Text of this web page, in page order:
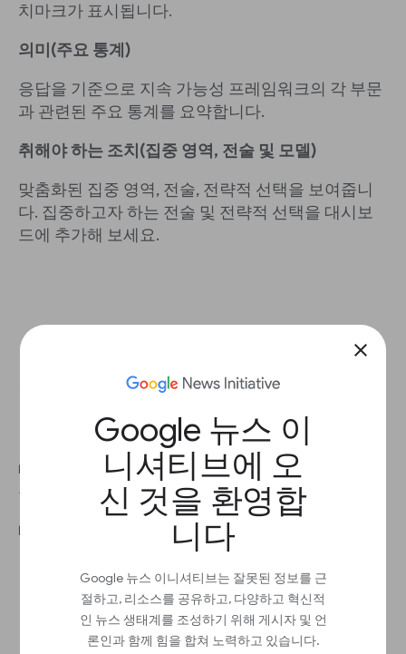
close
Google 뉴스 이
니셔티브에 오
신 것을 환영합
니다
Google 뉴스 이니셔티브는 잘못된 정보를 근
절하고, 리소스를 공유하고, 다양하고 혁신적
인 뉴스 생태계를 조성하기 위해 게시자 및 언
론인과 함께 힘을 합쳐 노력하고 있습니다.
치마크가 표시됩니다.
의미(주요 통계)
응답을 기준으로 지속 가능성 프레임워크의 각 부문
과 관련된 주요 통계를 요약합니다.
취해야 하는 조치(집중 영역, 전술 및 모델)
맞춤화된 집중 영역, 전술, 전략적 선택을 보여줍니
다. 집중하고자 하는 전술 및 전략적 선택을 대시보
드에 추가해 보세요.
지속 가능성을 높이기 위한 계획
수립하기
대시보드에서는 시간에 따른 웹사이트의 모든 활동
을 추적합니다.
대시보드에서는 무엇을 할 수 있나요?
지속 가능성 준비 태세 점수와 시간에 따른 주요
벤치마크 대비 실적을 추적합니다.
우선순위 지정에 도움이 되도록 칸반 보드
(Kanban Board)에 선택한 전술을 추가합니다.
선택한 전술에 맞는 프로젝트 계획을 수립하고